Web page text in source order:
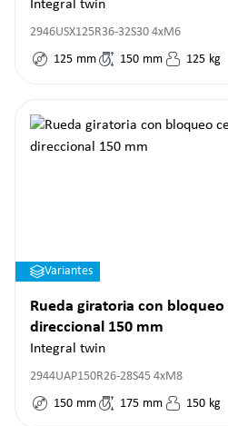
Integral twin
2946USX125R36-32S30 4xM6
125 mm 150 mm 125 kg
Variantes
Rueda giratoria con
direccional 150 mm
Integral twin
2944UAP150R26-28S45 4xM8
150 mm 175 mm 150 kg